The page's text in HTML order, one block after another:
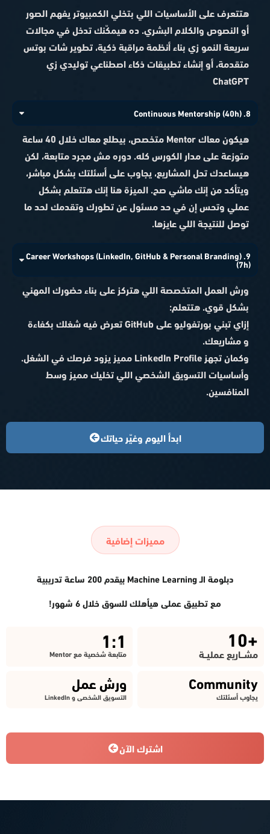
هتتعرف على الأساسيات اللي بتخلي الكمبيوتر يفهم الصور
أو النصوص والكلام البشري. ده هيمكّنك تدخل في مجالات
سريعة النمو زي بناء أنظمة مراقبة ذكية، تطوير شات بوتس
متقدمة، أو إنشاء تطبيقات ذكاء اصطناعي توليدي زي
ChatGPT
8. Continuous Mentorship (40h)
هيكون معاك Mentor متخصص، بيطلع معاك خلال 40 ساعة
متوزعة على مدار الكورس كله. دوره مش مجرد متابعة، لكن
هيساعدك تحل المشاريع، يجاوب على أسئلتك بشكل مباشر،
ويتأكد من إنك ماشي صح. الميزة هنا إنك هتتعلم بشكل
عملي وتحس إن في حد مسئول عن تطورك وتقدمك لحد ما
توصل للنتيجة اللي عايزها.
9. Career Workshops (LinkedIn, GitHub & Personal Branding)
(7h)
ورش العمل المتخصصة اللي هتركز على بناء حضورك المهني
بشكل قوي. هتتعلم:
إزاي تبني بورتفوليو على GitHub تعرض فيه شغلك بكفاءة
و مشاريعك.
وكمان تجهز LinkedIn Profile مميز يزود فرصك في الشغل.
وأساسيات التسويق الشخصي اللي تخليك مميز وسط
المنافسين.
ابدأ اليوم وغيّر حياتك
مميزات إضافية
دبلومة الـ Machine Learning بيقدم 200 ساعة تدريبية
مع تطبيق عملى هيأهلك للسوق خلال 6 شهور!
+10
مشـــاريع عمليــة
1:1
متابعة شخصية مع Mentor
Community
يجاوب أسئلتك
ورش عمل
التسويق الشخصى و LinkedIn
اشترك الآن